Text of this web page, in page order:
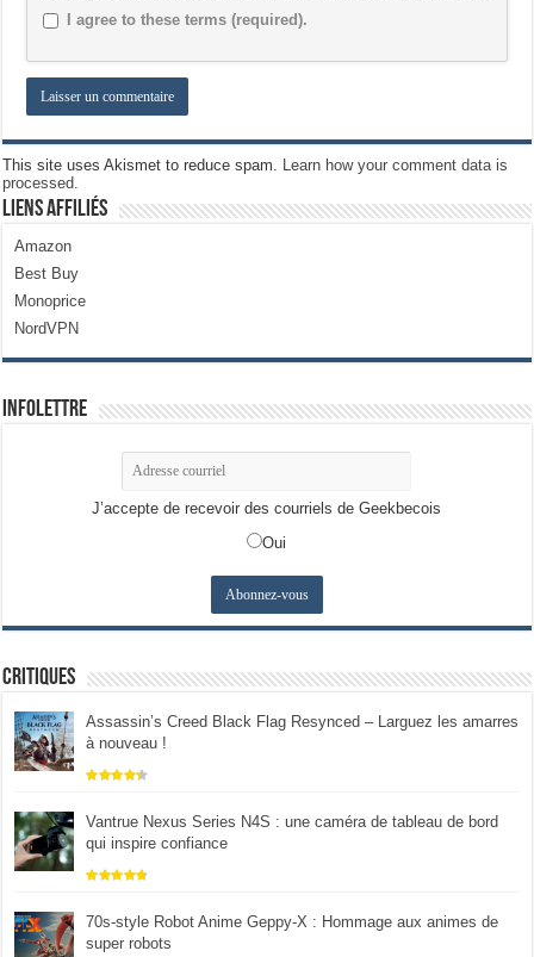
I agree to these terms (required).
This site uses Akismet to reduce spam. Learn how your comment data is
processed.
Liens Affiliés
Amazon
Best Buy
Monoprice
NordVPN
Infolettre
J’accepte de recevoir des courriels de Geekbecois
Oui
Critiques
Assassin’s Creed Black Flag Resynced – Larguez les amarres
à nouveau !
Vantrue Nexus Series N4S : une caméra de tableau de bord
qui inspire confiance
70s-style Robot Anime Geppy-X : Hommage aux animes de
super robots